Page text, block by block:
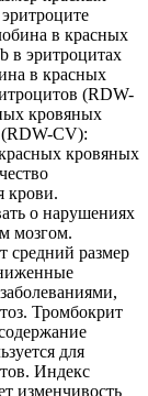
в красных
в эритроцитах
в красных
(RDW-
кровяных
(RDW-CV):
кровяных
крови.
о нарушениях
мозгом.
средний размер
Тромбокрит
для
Индекс
изменчивость